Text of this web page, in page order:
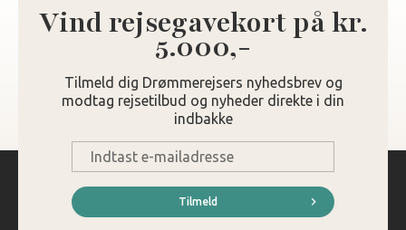
Vind rejsegavekort på kr.
5.000,-
Tilmeld dig Drømmerejsers nyhedsbrev og
modtag rejsetilbud og nyheder direkte i din
indbakke
mail
*
Tilmeld